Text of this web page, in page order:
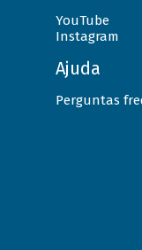
YouTube
Instagram
Ajuda
Perguntas